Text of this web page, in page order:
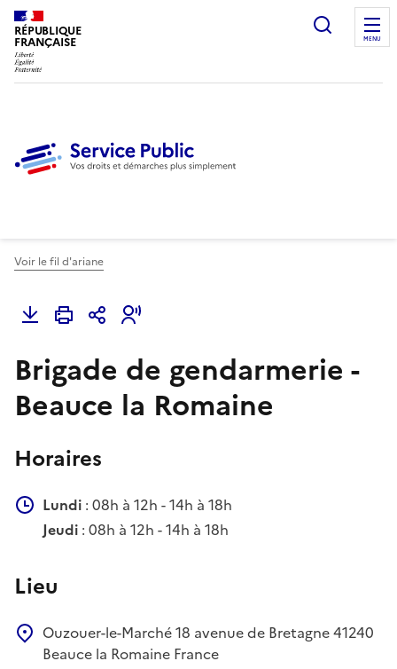
RÉPUBLIQUE
FRANÇAISE
Ouvrir
MENU
Voir le fil d'ariane
Brigade de gendarmerie -
Beauce la Romaine
Horaires
Lundi : 08h à 12h - 14h à 18h
Jeudi : 08h à 12h - 14h à 18h
Lieu
Ouzouer-le-Marché18 avenue de Bretagne41240
Beauce la Romaine France